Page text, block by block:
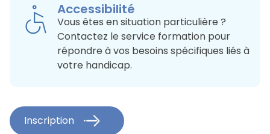
Accessibilité
Vous êtes en situation particulière ?
Contactez le service formation pour
répondre à vos besoins spécifiques liés à
votre handicap.
Inscription